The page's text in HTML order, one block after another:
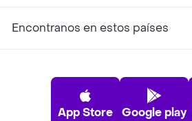
Encontranos en estos países
App Store Google play